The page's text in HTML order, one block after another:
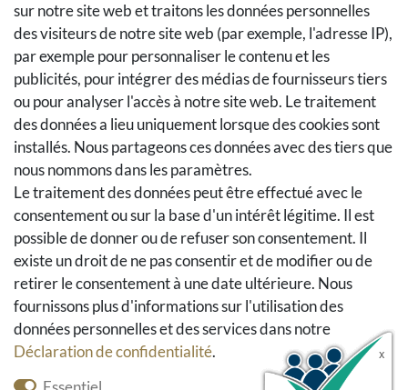
Méthodes et coûts de transport
Droit de rétractation
Retours
Se rétracter du contrat
Panier d'achat
A la caisse
Aide
Social Media
Facebook
Instagram
Pinterest
Youtube
Houzz
sur notre site web et traitons les données personnelles
des visiteurs de notre site web (par exemple, l'adresse IP),
par exemple pour personnaliser le contenu et les
publicités, pour intégrer des médias de fournisseurs tiers
ou pour analyser l'accès à notre site web. Le traitement
des données a lieu uniquement lorsque des cookies sont
installés. Nous partageons ces données avec des tiers que
nous nommons dans les paramètres.
Le traitement des données peut être effectué avec le
consentement ou sur la base d'un intérêt légitime. Il est
possible de donner ou de refuser son consentement. Il
existe un droit de ne pas consentir et de modifier ou de
retirer le consentement à une date ultérieure. Nous
fournissons plus d'informations sur l'utilisation des
données personnelles et des services dans notre
Déclaration de confidentialité.